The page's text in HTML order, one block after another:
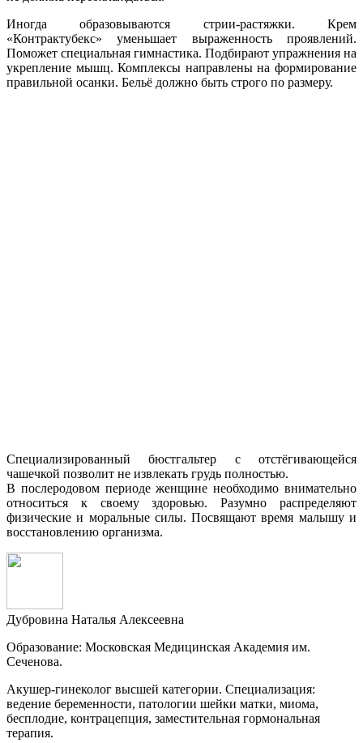
Иногда образовываются стрии-растяжки. Крем
«Контрактубекс» уменьшает выраженность проявлений.
Поможет специальная гимнастика. Подбирают упражнения на
укрепление мышц. Комплексы направлены на формирование
правильной осанки. Бельё должно быть строго по размеру.
Специализированный бюстгальтер с отстёгивающейся
чашечкой позволит не извлекать грудь полностью.
В послеродовом периоде женщине необходимо внимательно
относиться к своему здоровью. Разумно распределяют
физические и моральные силы. Посвящают время малышу и
восстановлению организма.
Дубровина Наталья Алексеевна
Образование: Московская Медицинская Академия им.
Сеченова.
Акушер-гинеколог высшей категории. Специализация:
ведение беременности, патологии шейки матки, миома,
бесплодие, контрацепция, заместительная гормональная
терапия.